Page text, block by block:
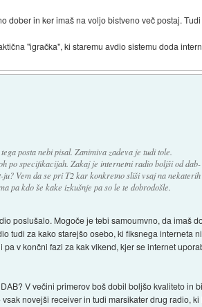
dober in ker imaš na voljo bistveno več postaj.
"igračka", ki staremu avdio sistemu doda
posta nebi pisal. Zanimiva zadeva je tudi tole.
po specifikacijah. Zakaj je internetni radio boljši od dab-
Vem da se pri T2 kar konkretno sliši vsaj na nekaterih
pa kdo še kake izkušnje pa so le te dobrodošle.
poslušalo. Mogoče je tebi samoumvno, da imaš
tudi za kako starejšo osebo, ki fiksnega interneta
v končni fazi za kak vikend, kjer se internet
V večini primerov boš dobil boljšo kvaliteto in
novejši receiver in tudi marsikater drug radio,